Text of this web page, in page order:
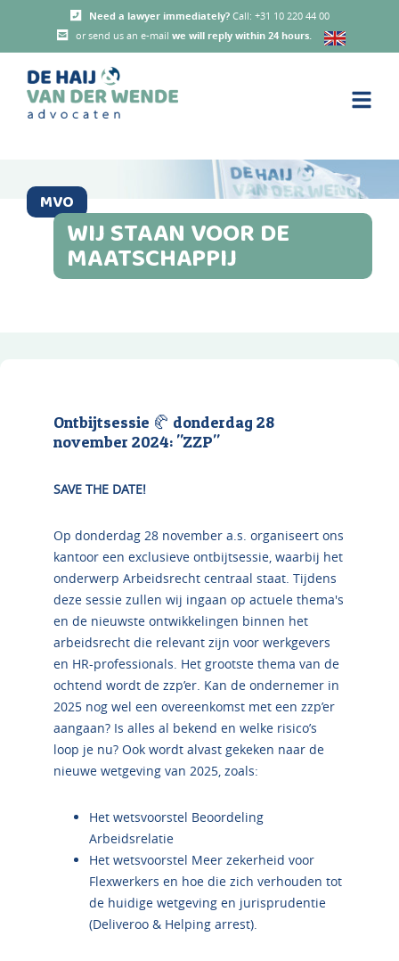
Need a lawyer immediately? Call: +31 10 220 44 00
or send us an e-mail we will reply within 24 hours.
MVO
WIJ STAAN VOOR DE
MAATSCHAPPIJ
Ontbijtsessie 🥐 donderdag 28
november 2024: "ZZP"
SAVE THE DATE!
Op donderdag 28 november a.s. organiseert ons
kantoor een exclusieve ontbijtsessie, waarbij het
onderwerp Arbeidsrecht centraal staat. Tijdens
deze sessie zullen wij ingaan op actuele thema's
en de nieuwste ontwikkelingen binnen het
arbeidsrecht die relevant zijn voor werkgevers
en HR-professionals. Het grootste thema van de
ochtend wordt de zzp’er. Kan de ondernemer in
2025 nog wel een overeenkomst met een zzp’er
aangaan? Is alles al bekend en welke risico’s
loop je nu? Ook wordt alvast gekeken naar de
nieuwe wetgeving van 2025, zoals:
Het wetsvoorstel Beoordeling
Arbeidsrelatie
Het wetsvoorstel Meer zekerheid voor
Flexwerkers en hoe die zich verhouden tot
de huidige wetgeving en jurisprudentie
(Deliveroo & Helping arrest).